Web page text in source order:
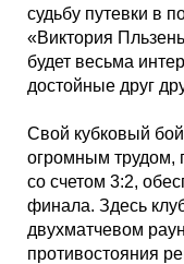
Отзывы
Партнёрка
Вакансии
Платные
Чемпионатов
Еврокубки
Лига Европы
Лига
Поиск команд
Расчёт
Telegram Bot
судьбу путевки в
«Виктория
будет весьма
достойные друг
Свой кубковый
огромным трудом,
со счетом 3:2,
финала. Здесь
двухматчевом
противостояния